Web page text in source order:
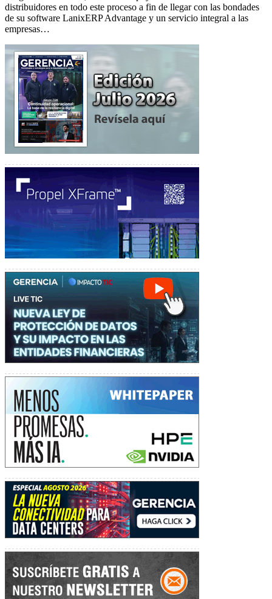
distribuidores en todo este proceso a fin de llegar con las bondades
de su software LanixERP Advantage y un servicio integral a las
empresas…